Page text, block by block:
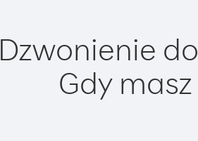
Dzwonienie
Gdy